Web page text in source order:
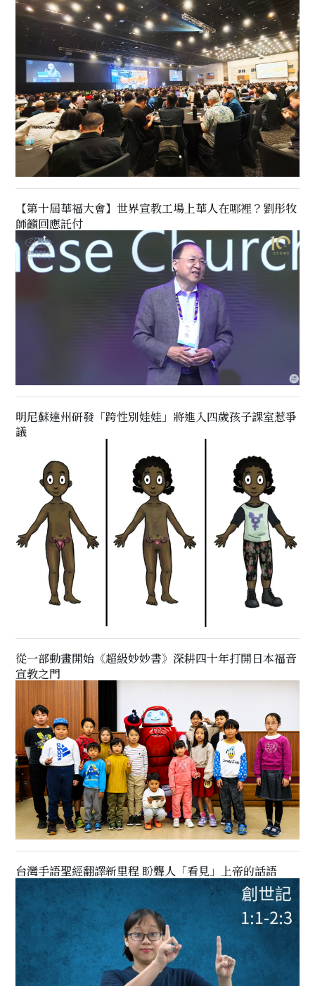
【第十屆華福大會】世界宣教工場上華人在哪裡？劉彤牧
師籲回應託付
明尼蘇達州研發「跨性別娃娃」將進入四歲孩子課室惹爭
議
從一部動畫開始《超級妙妙書》深耕四十年打開日本福音
宣教之門
台灣手語聖經翻譯新里程 盼聾人「看見」上帝的話語